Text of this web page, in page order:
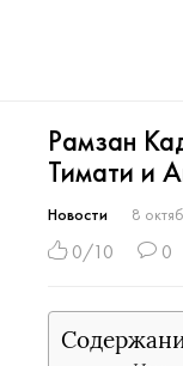
Рамзан
Тимати и
Новости 8
0/10 0